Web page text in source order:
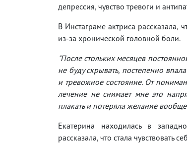
депрессия, чувство тревоги и
В Инстаграме актриса рассказала,
из-за хронической головной боли.
"После стольких месяцев
не буду скрывать, постепенно
и тревожное состояние. От
лечение не снимает мне это
плакать и потеряла желание вообще
Екатерина находилась в
рассказала, что стала чувствовать